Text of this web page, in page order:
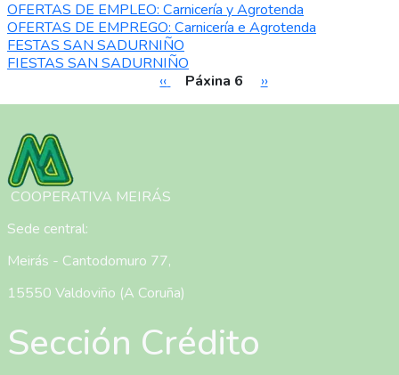
OFERTAS DE EMPLEO: Carnicería y Agrotenda
OFERTAS DE EMPREGO: Carnicería e Agrotenda
FESTAS SAN SADURNIÑO
FIESTAS SAN SADURNIÑO
Páxina anterior
‹‹ Páxina 6 Páxina Seguinte
››
Imaxe
COOPERATIVA MEIRÁS
Sede central:
Meirás - Cantodomuro 77,
15550 Valdoviño (A Coruña)
Sección Crédito